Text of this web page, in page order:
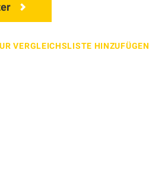
VERGLEICHSLISTE HINZUFÜGEN